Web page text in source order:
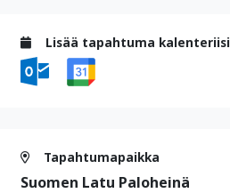
Lisää tapahtuma kalenteriisi
Tapahtumapaikka
Suomen Latu Paloheinä